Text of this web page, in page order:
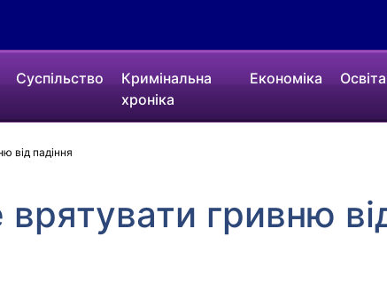
Суспільство
Кримінальна
хроніка
Економіка Освіта
від падіння
гривню